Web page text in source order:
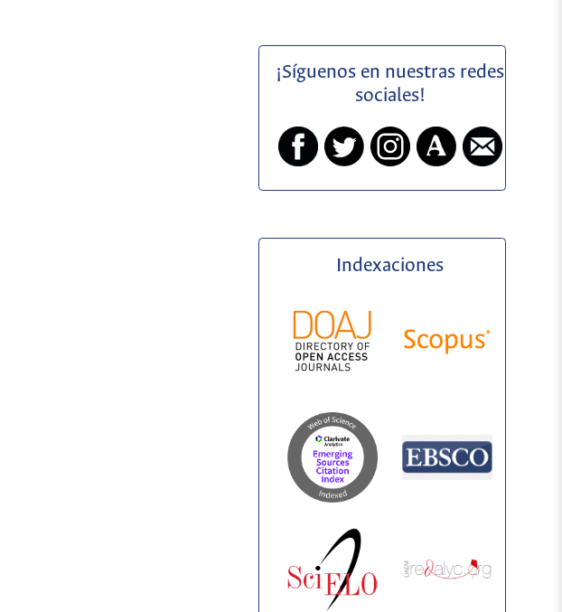
¡Síguenos en nuestras redes
sociales!
Indexaciones